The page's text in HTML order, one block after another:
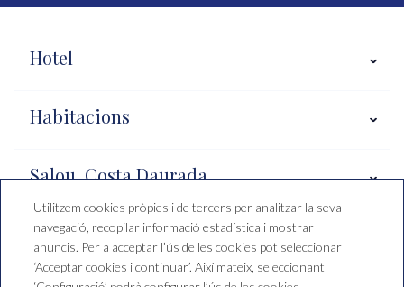
Hotel
Habitacions
Salou, Costa Daurada
Condicions de reserva
Utilitzem cookies pròpies i de tercers per analitzar la seva
navegació, recopilar informació estadística i mostrar
anuncis. Per a acceptar l’ús de les cookies pot seleccionar
‘Acceptar cookies i continuar’. Així mateix, seleccionant